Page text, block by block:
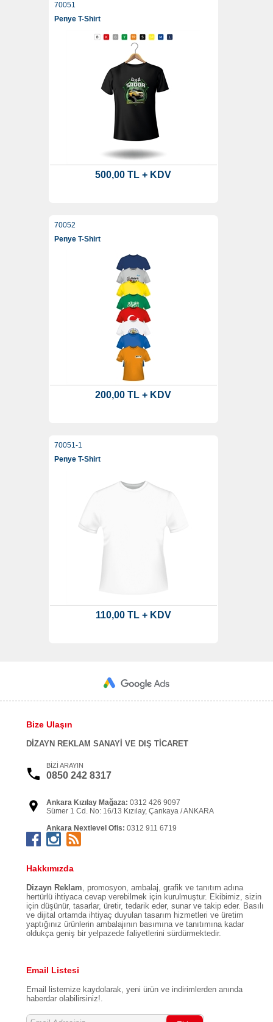
70051
Penye T-Shirt
500,00 TL + KDV
70052
Penye T-Shirt
200,00 TL + KDV
70051-1
Penye T-Shirt
110,00 TL + KDV
Bize Ulaşın
DİZAYN REKLAM SANAYİ VE DIŞ TİCARET
BİZİ ARAYIN
0850 242 8317
Ankara Kızılay Mağaza: 0312 426 9097
Sümer 1 Cd. No: 16/13 Kızılay, Çankaya / ANKARA
Ankara Nextlevel Ofis: 0312 911 6719
Kızılırmak Mah. Dumlupınar Bulv. NEXTLEVEL Tower
No:3-A D: 10 Söğütözü Çankaya / ANKARA
İzzetpaşa Mahallesi, Yeni Yol Caddesi, Nurol Tower Şişli
Hakkımızda
Dizayn Reklam , promosyon, ambalaj, grafik ve tanıtım adına
hertürlü ihtiyaca cevap verebilmek için kurulmuştur. Ekibimiz, sizin
için düşünür, tasarlar, üretir, tedarik eder, sunar ve takip eder. Basılı
ve dijital ortamda ihtiyaç duyulan tasarım hizmetleri ve üretim
yaptığınız ürünlerin ambalajının basımına ve tanıtımına kadar
oldukça geniş bir yelpazede faliyetlerini sürdürmektedir.
Email Listesi
Email listemize kaydolarak, yeni ürün ve indirimlerden anında
haberdar olabilirsiniz!.